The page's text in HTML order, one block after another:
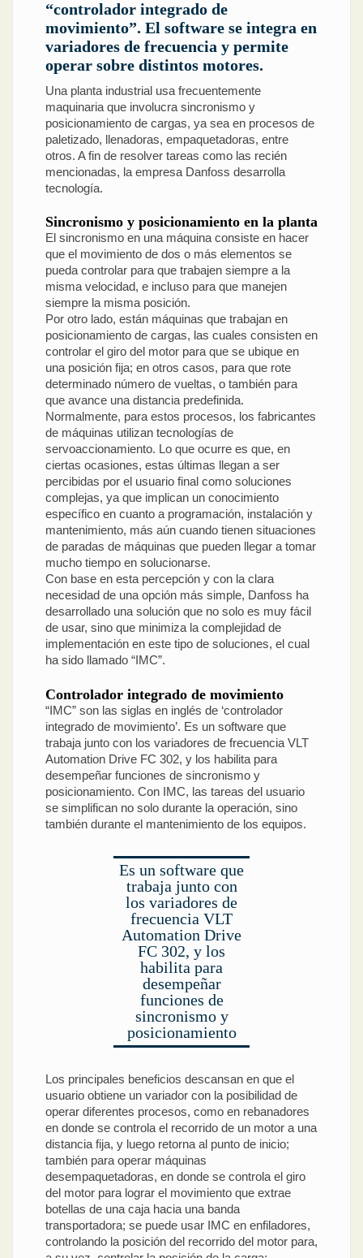
“controlador integrado de
movimiento”. El software se integra en
variadores de frecuencia y permite
operar sobre distintos motores.
Una planta industrial usa frecuentemente
maquinaria que involucra sincronismo y
posicionamiento de cargas, ya sea en procesos de
paletizado, llenadoras, empaquetadoras, entre
otros. A fin de resolver tareas como las recién
mencionadas, la empresa Danfoss desarrolla
tecnología.
Sincronismo y posicionamiento en la planta
El sincronismo en una máquina consiste en hacer
que el movimiento de dos o más elementos se
pueda controlar para que trabajen siempre a la
misma velocidad, e incluso para que manejen
siempre la misma posición.
Por otro lado, están máquinas que trabajan en
posicionamiento de cargas, las cuales consisten en
controlar el giro del motor para que se ubique en
una posición fija; en otros casos, para que rote
determinado número de vueltas, o también para
que avance una distancia predefinida.
Normalmente, para estos procesos, los fabricantes
de máquinas utilizan tecnologías de
servoaccionamiento. Lo que ocurre es que, en
ciertas ocasiones, estas últimas llegan a ser
percibidas por el usuario final como soluciones
complejas, ya que implican un conocimiento
específico en cuanto a programación, instalación y
mantenimiento, más aún cuando tienen situaciones
de paradas de máquinas que pueden llegar a tomar
mucho tiempo en solucionarse.
Con base en esta percepción y con la clara
necesidad de una opción más simple, Danfoss ha
desarrollado una solución que no solo es muy fácil
de usar, sino que minimiza la complejidad de
implementación en este tipo de soluciones, el cual
ha sido llamado “IMC”.
Controlador integrado de movimiento
“IMC” son las siglas en inglés de ‘controlador
integrado de movimiento’. Es un software que
trabaja junto con los variadores de frecuencia VLT
Automation Drive FC 302, y los habilita para
desempeñar funciones de sincronismo y
posicionamiento. Con IMC, las tareas del usuario
se simplifican no solo durante la operación, sino
también durante el mantenimiento de los equipos.
Es un software que
trabaja junto con
los variadores de
frecuencia VLT
Automation Drive
FC 302, y los
habilita para
desempeñar
funciones de
sincronismo y
posicionamiento
Los principales beneficios descansan en que el
usuario obtiene un variador con la posibilidad de
operar diferentes procesos, como en rebanadores
en donde se controla el recorrido de un motor a una
distancia fija, y luego retorna al punto de inicio;
también para operar máquinas
desempaquetadoras, en donde se controla el giro
del motor para lograr el movimiento que extrae
botellas de una caja hacia una banda
transportadora; se puede usar IMC en enfiladores,
controlando la posición del recorrido del motor para,